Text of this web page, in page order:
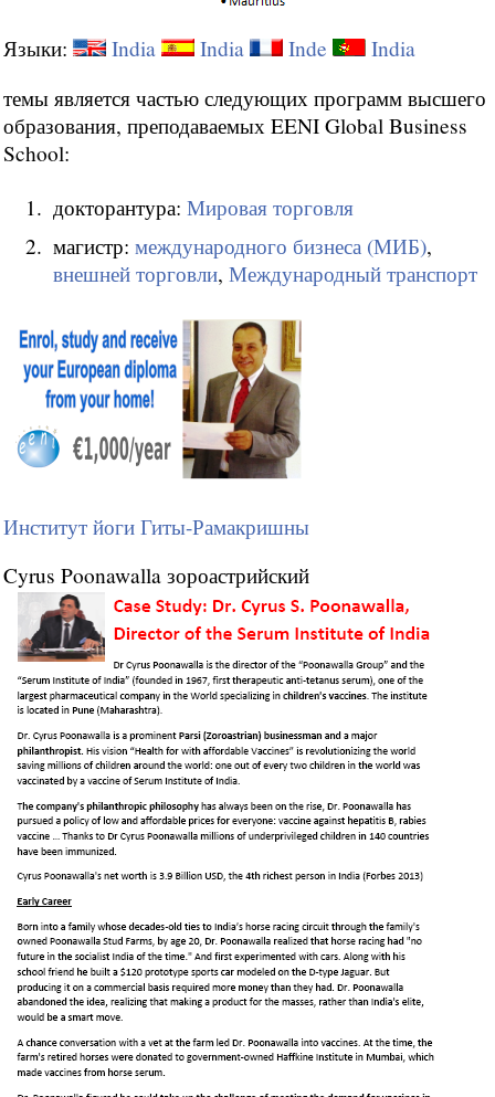
Языки: India India Inde
India
темы является частью следующих программ высшего
образования, преподаваемых EENI Global Business
School:
докторантура: Мировая торговля
магистр: международного бизнеса (МИБ),
внешней торговли, Международный транспорт
Институт йоги Гиты-Рамакришны
Cyrus Poonawalla зороастрийский